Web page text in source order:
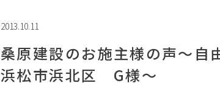
2013.10.11
桑原建設のお施主様の声～
浜松市浜北区 G様～